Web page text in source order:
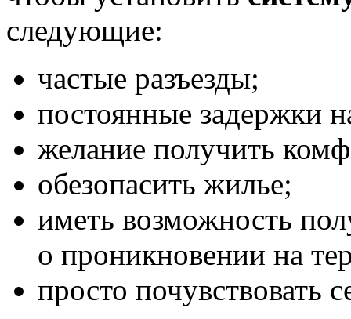
следующие:
частые разъезды;
постоянные задержки
желание получить
обезопасить жилье;
иметь возможность
о проникновении на
просто почувствовать